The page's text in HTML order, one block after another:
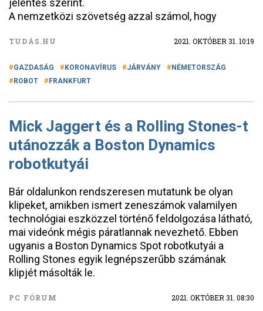
jelentés szerint.
A nemzetközi szövetség azzal számol, hogy
TUDÁS.HU 2021. OKTÓBER 31. 10:19
GAZDASÁG KORONAVÍRUS JÁRVÁNY
NÉMETORSZÁG
ROBOT
FRANKFURT
Mick Jaggert és a Rolling Stones-t
utánozzák a Boston Dynamics
robotkutyái
Bár oldalunkon rendszeresen mutatunk be olyan
klipeket, amikben ismert zeneszámok valamilyen
technológiai eszközzel történő feldolgozása látható,
mai videónk mégis páratlannak nevezhető. Ebben
ugyanis a Boston Dynamics Spot robotkutyái a
Rolling Stones egyik legnépszerűbb számának
klipjét másolták le.
PC FÓRUM 2021. OKTÓBER 31. 08:30